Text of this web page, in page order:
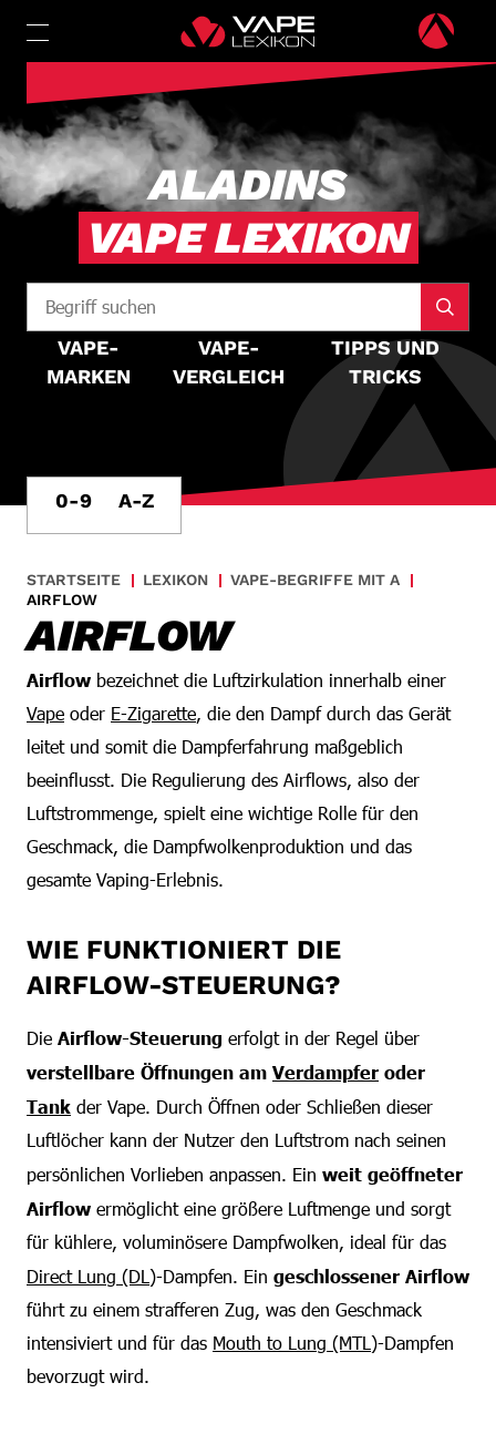
ALADINS
VAPE LEXIKON
VAPE-
MARKEN
VAPE-
VERGLEICH
TIPPS UND
TRICKS
0-9 A-Z
STARTSEITE LEXIKON
VAPE-BEGRIFFE MIT A
AIRFLOW
AIRFLOW
Airflow bezeichnet die Luftzirkulation innerhalb einer
Vape oder E-Zigarette, die den Dampf durch das Gerät
leitet und somit die Dampferfahrung maßgeblich
beeinflusst. Die Regulierung des Airflows, also der
Luftstrommenge, spielt eine wichtige Rolle für den
Geschmack, die Dampfwolkenproduktion und das
gesamte Vaping-Erlebnis.
WIE FUNKTIONIERT DIE
AIRFLOW-STEUERUNG?
Die Airflow-Steuerung erfolgt in der Regel über
verstellbare Öffnungen am Verdampfer oder
Tank der Vape. Durch Öffnen oder Schließen dieser
Luftlöcher kann der Nutzer den Luftstrom nach seinen
persönlichen Vorlieben anpassen. Ein weit geöffneter
Airflow ermöglicht eine größere Luftmenge und sorgt
für kühlere, voluminösere Dampfwolken, ideal für das
Direct Lung (DL)-Dampfen. Ein geschlossener Airflow
führt zu einem strafferen Zug, was den Geschmack
intensiviert und für das Mouth to Lung (MTL)-Dampfen
bevorzugt wird.